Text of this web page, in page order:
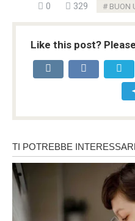
0 329 BUON
Like this post?